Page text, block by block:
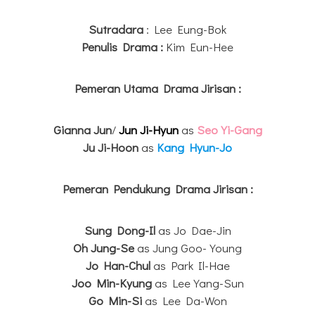
Sutradara : Lee Eung-Bok
Penulis Drama : Kim Eun-Hee
Pemeran Utama Drama Jirisan :
Gianna Jun/Jun Ji-Hyunas Seo Yi-Gang
Ju Ji-Hoon as Kang Hyun-Jo
Pemeran Pendukung Drama Jirisan :
Sung Dong-Ilas Jo Dae-Jin
Oh Jung-Se as Jung Goo-Young
Jo Han-Chul as Park Il-Hae
Joo Min-Kyungas Lee Yang-Sun
Go Min-Sias Lee Da-Won